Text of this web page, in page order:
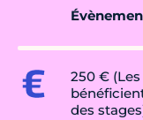
250 €
des